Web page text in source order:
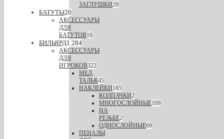
ЗАГЛУШКИ20
БАТУТЫ20
АКСЕССУАРЫ
ДЛЯ
БАТУТОВ16
БИЛЬЯРД1 284
АКСЕССУАРЫ
ДЛЯ
ИГРОКОВ322
МЕЛ,
ТАЛЬК45
НАКЛЕЙКИ185
КОЛПАЧКИ2
МНОГОСЛОЙНЫЕ109
НА
РЕЗЬБЕ2
ОДНОСЛОЙНЫЕ69
ПЕНАЛЫ